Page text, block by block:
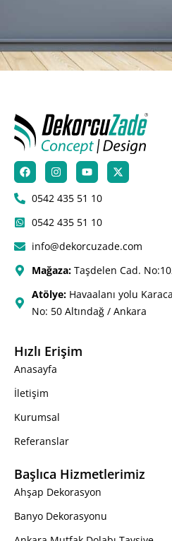
0542 435 51 10
0542 435 51 10
info@dekorcuzade.com
Mağaza: Taşdelen Cad.
Atölye: Havaalanı yolu
No: 50 Altındağ / Ankara
Hızlı Erişim
Anasayfa
İletişim
Kurumsal
Referanslar
Başlıca Hizmetlerimiz
Ahşap Dekorasyon
Banyo Dekorasyonu